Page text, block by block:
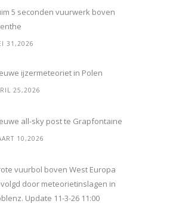
5 seconden vuurwerk boven
31,2026
ijzermeteoriet in Polen
25,2026
all-sky post te Grapfontaine
10,2026
vuurbol boven West Europa
door meteorietinslagen in
Update 11-3-26 11:00